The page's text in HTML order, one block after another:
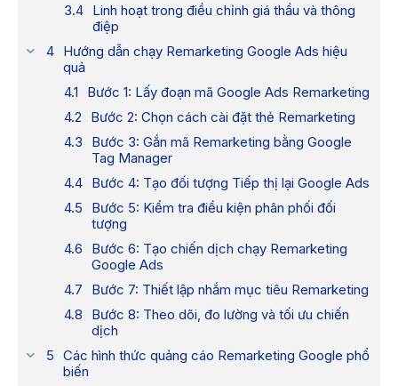
Linh hoạt trong điều chỉnh giá thầu và thông
điệp
Hướng dẫn chạy Remarketing Google​ Ads hiệu
quả
Bước 1: Lấy đoạn mã Google Ads Remarketing
Bước 2: Chọn cách cài đặt thẻ Remarketing
Bước 3: Gắn mã Remarketing bằng Google
Tag Manager
Bước 4: Tạo đối tượng Tiếp thị lại Google Ads
Bước 5: Kiểm tra điều kiện phân phối đối
tượng
Bước 6: Tạo chiến dịch chạy Remarketing
Google Ads​
Bước 7: Thiết lập nhắm mục tiêu Remarketing
Bước 8: Theo dõi, đo lường và tối ưu chiến
dịch
Các hình thức quảng cáo Remarketing Google​ phổ
biến